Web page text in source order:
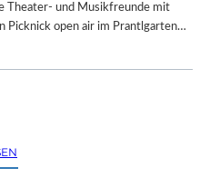
T
D
M
T
T
Theater- und Musikfreunde mit
Picknick open air im Prantlgarten…